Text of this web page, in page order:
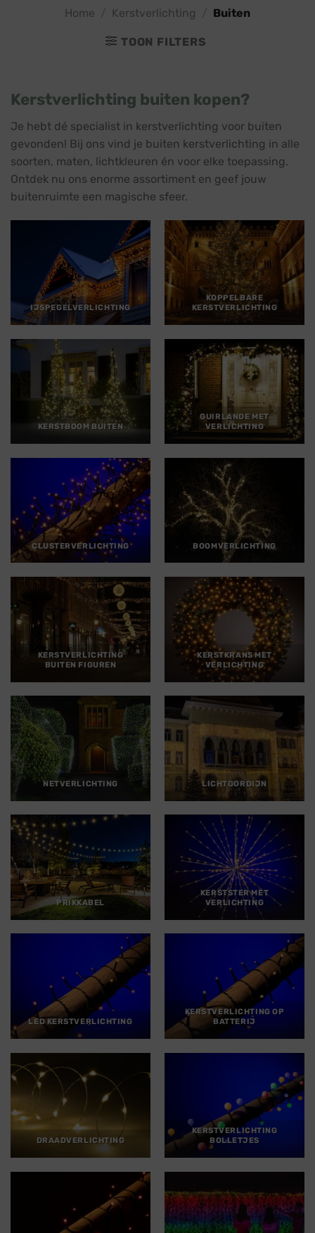
Home Kerstverlichting Buiten
TOON FILTERS
Kerstverlichting buiten kopen?
Je hebt dé specialist in kerstverlichting voor buiten
gevonden! Bij ons vind je buiten kerstverlichting in alle
soorten, maten, lichtkleuren én voor elke toepassing.
Ontdek nu ons enorme assortiment en geef jouw
buitenruimte een magische sfeer.
IJSPEGELVERLICHTING
KOPPELBARE
KERSTVERLICHTING
KERSTBOOM BUITEN
GUIRLANDE MET
VERLICHTING
CLUSTERVERLICHTING BOOMVERLICHTING
KERSTVERLICHTING
BUITEN FIGUREN
KERSTKRANS MET
VERLICHTING
NETVERLICHTING LICHTGORDIJN
PRIKKABEL
KERSTSTER MET
VERLICHTING
LED KERSTVERLICHTING
KERSTVERLICHTING OP
BATTERIJ
DRAADVERLICHTING
KERSTVERLICHTING
BOLLETJES